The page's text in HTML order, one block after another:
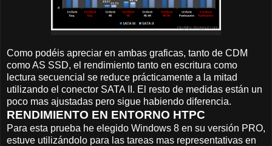
Como podéis apreciar en ambas graficas, tanto de CDM
como AS SSD, el rendimiento tanto en escritura como
lectura secuencial se reduce prácticamente a la mitad
utilizando el conector SATA II. El resto de medidas están un
poco mas ajustadas pero sigue habiendo diferencia.
RENDIMIENTO EN ENTORNO HTPC
Para esta prueba he elegido Windows 8 en su versión PRO,
estuve utilizándolo para las tareas mas representativas en